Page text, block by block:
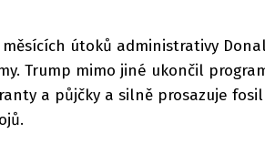
útoků administrativy
Trump mimo jiné ukončil
a půjčky a silně prosazuje